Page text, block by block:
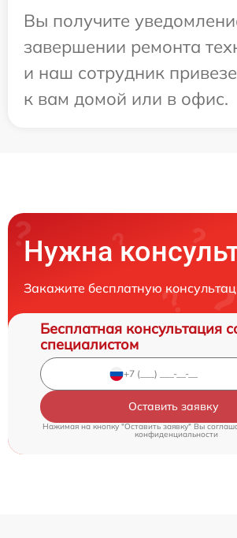
Вы получите
завершении ремонта
и наш сотрудник
к вам домой или в офис.
Нужна
Закажите бесплатную
Бесплатная консультация
специалистом
Оставить заявку
Нажимая на кнопку "Оставить заявку" Вы
конфиденциальности